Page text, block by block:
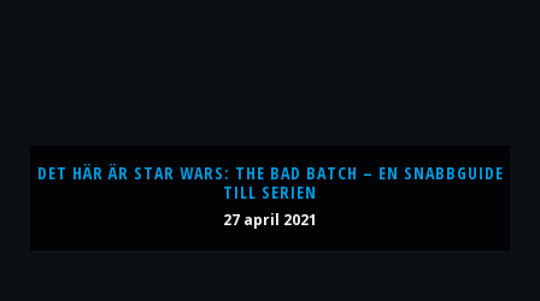
DET HÄR ÄR STAR WARS: THE BAD BATCH – EN SNABBGUIDE
TILL SERIEN
27 april 2021